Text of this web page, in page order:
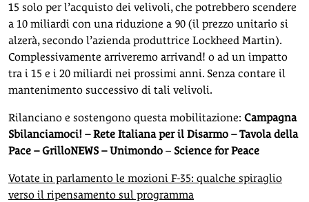
15 solo per l’acquisto dei velivoli, che potrebbero scendere
a 10 miliardi con una riduzione a 90 (il prezzo unitario si
alzerà, secondo l’azienda produttrice Lockheed Martin).
Complessivamente arriveremo arrivand! o ad un impatto
tra i 15 e i 20 miliardi nei prossimi anni. Senza contare il
mantenimento successivo di tali velivoli.
Rilanciano e sostengono questa mobilitazione: Campagna
Sbilanciamoci! – Rete Italiana per il Disarmo – Tavola della
Pace – GrilloNEWS – Unimondo – Science for Peace
Votate in parlamento le mozioni F-35: qualche spiraglio
verso il ripensamento sul programma